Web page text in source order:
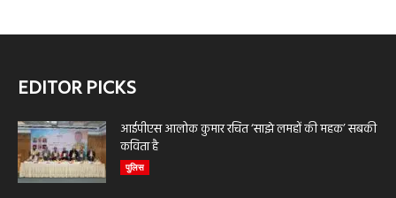
EDITOR PICKS
आईपीएस आलोक कुमार रचित ‘साझे लमहों की महक’ सबकी
कविता है
पुलिस